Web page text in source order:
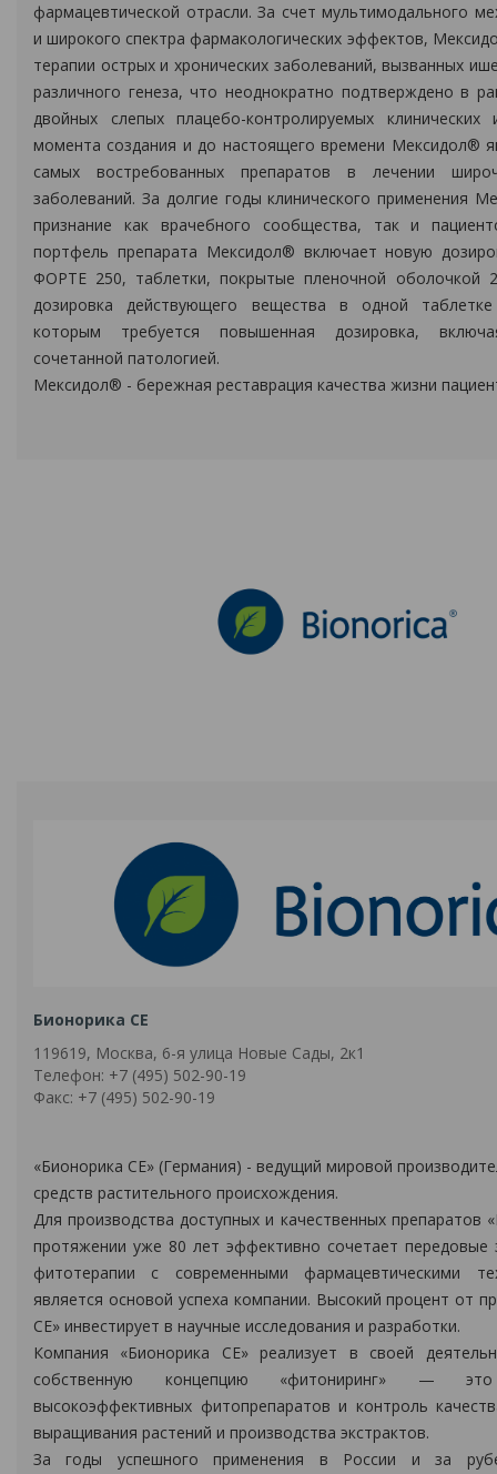
фармацевтической отрасли. За счет мультимодального
и широкого спектра фармакологических эффектов,
терапии острых и хронических заболеваний, вызванных
различного генеза, что неоднократно подтверждено в
двойных слепых плацебо-контролируемых клинических
момента создания и до настоящего времени Мексидол®
самых востребованных препаратов в лечении
заболеваний. За долгие годы клинического применения
признание как врачебного сообщества, так и
портфель препарата Мексидол® включает новую
ФОРТЕ 250, таблетки, покрытые пленочной оболочкой
дозировка действующего вещества в одной
которым требуется повышенная дозировка,
сочетанной патологией.
Мексидол® - бережная реставрация качества жизни
Бионорика СЕ
119619, Москва, 6-я улица Новые Сады, 2к1
Телефон: +7 (495) 502-90-19
Факс: +7 (495) 502-90-19
«Бионорика СЕ» (Германия) - ведущий мировой
средств растительного происхождения.
Для производства доступных и качественных препаратов
протяжении уже 80 лет эффективно сочетает передовые
фитотерапии с современными фармацевтическими
является основой успеха компании. Высокий процент от
СЕ» инвестирует в научные исследования и разработки.
Компания «Бионорика СЕ» реализует в своей
собственную концепцию «фитониринг» — это
высокоэффективных фитопрепаратов и контроль
выращивания растений и производства экстрактов.
За годы успешного применения в России и за